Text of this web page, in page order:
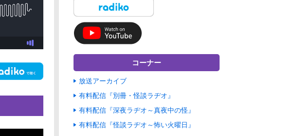
コーナー
放送アーカイブ
有料配信『別冊・怪談ラヂオ』
有料配信『深夜ラヂオ～真夜中の怪』
有料配信『怪談ラヂオ～怖い火曜日』